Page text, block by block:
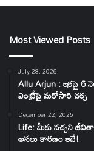
Most Viewed Posts
July 28, 2026
Allu Arjun : ఇకపై
ఎంట్రీపై మరోసారి చర్చ
December 22, 2025
Life: మీకు నచ్చని
అసలు కారణం ఇదే!